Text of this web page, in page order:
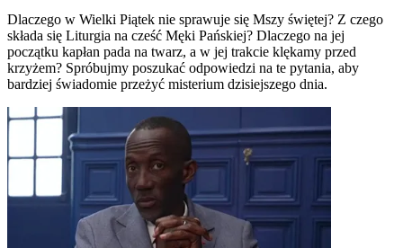
Dlaczego w Wielki Piątek nie sprawuje się Mszy świętej? Z czego
składa się Liturgia na cześć Męki Pańskiej? Dlaczego na jej
początku kapłan pada na twarz, a w jej trakcie klękamy przed
krzyżem? Spróbujmy poszukać odpowiedzi na te pytania, aby
bardziej świadomie przeżyć misterium dzisiejszego dnia.